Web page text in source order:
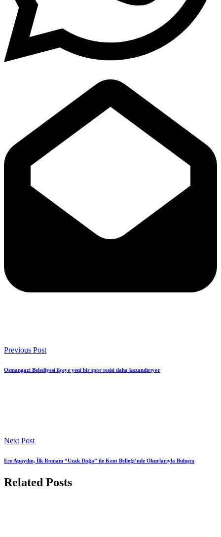
Previous Post
Osmangazi Belediyesi ilçeye yeni bir spor tesisi daha kazandırıyor
Next Post
Ece Apaydın, İlk Romanı “Uzak Doğa” ile Kent Belleği’nde Okurlarıyla Buluştu
Related Posts